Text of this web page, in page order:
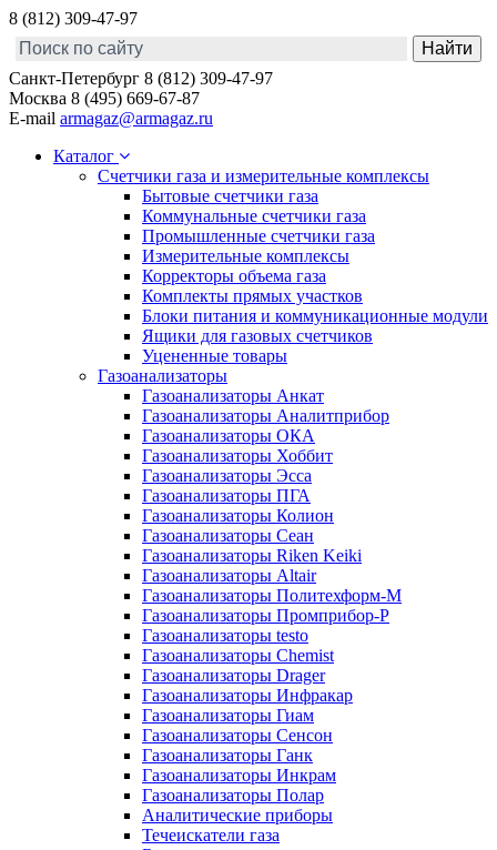
8 (812) 309-47-97
Санкт-Петербург 8 (812) 309-47-97
Москва 8 (495) 669-67-87
E-mail armagaz@armagaz.ru
Каталог
Счетчики газа и измерительные комплексы
Бытовые счетчики газа
Коммунальные счетчики газа
Промышленные счетчики газа
Измерительные комплексы
Корректоры объема газа
Комплекты прямых участков
Блоки питания и коммуникационные модули
Ящики для газовых счетчиков
Уцененные товары
Газоанализаторы
Газоанализаторы Анкат
Газоанализаторы Аналитприбор
Газоанализаторы ОКА
Газоанализаторы Хоббит
Газоанализаторы Эсса
Газоанализаторы ПГА
Газоанализаторы Колион
Газоанализаторы Сеан
Газоанализаторы Riken Keiki
Газоанализаторы Altair
Газоанализаторы Политехформ-М
Газоанализаторы Промприбор-Р
Газоанализаторы testo
Газоанализаторы Chemist
Газоанализаторы Drager
Газоанализаторы Инфракар
Газоанализаторы Гиам
Газоанализаторы Сенсон
Газоанализаторы Ганк
Газоанализаторы Инкрам
Газоанализаторы Полар
Аналитические приборы
Течеискатели газа